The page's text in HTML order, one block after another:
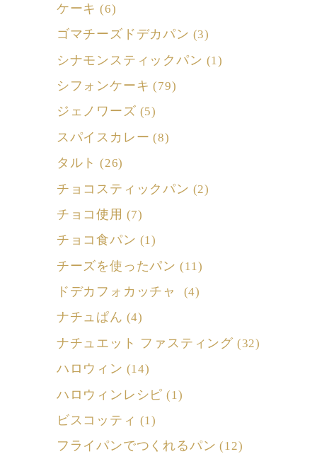
ケーキ (6)
ゴマチーズドデカパン (3)
シナモンスティックパン (1)
シフォンケーキ (79)
ジェノワーズ (5)
スパイスカレー (8)
タルト (26)
チョコスティックパン (2)
チョコ使用 (7)
チョコ食パン (1)
チーズを使ったパン (11)
ドデカフォカッチャ (4)
ナチュぱん (4)
ナチュエット ファスティング (32)
ハロウィン (14)
ハロウィンレシピ (1)
ビスコッティ (1)
フライパンでつくれるパン (12)